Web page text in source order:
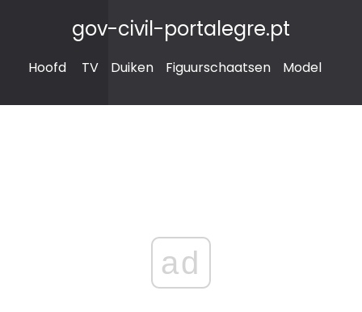
gov-civil-portalegre.pt
Hoofd TV Duiken Figuurschaatsen Model
ad